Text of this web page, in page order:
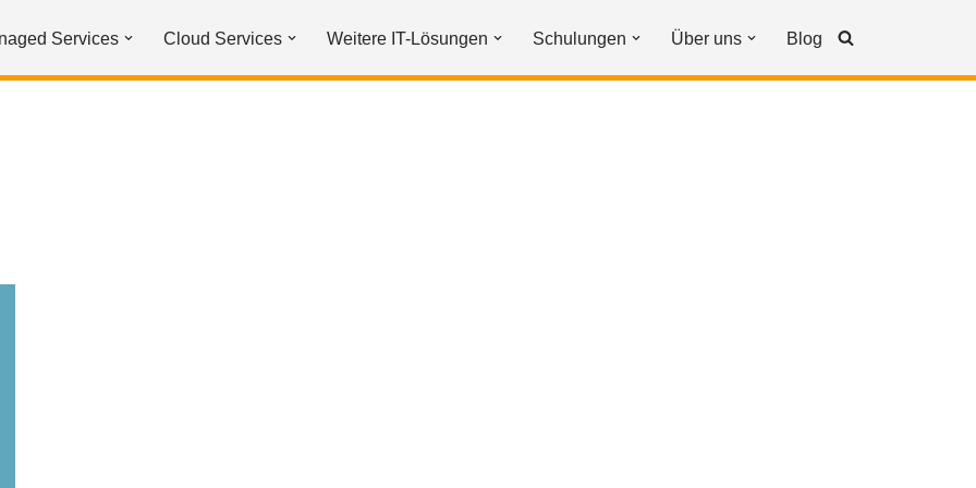
Services Cloud Services Weitere IT-Lösungen Schulungen Über uns Blog